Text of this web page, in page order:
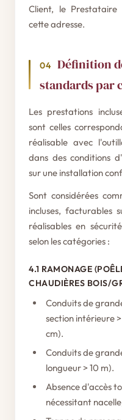
Client, le
cette adresse.
04 Définition
standards par
Les prestations
sont celles
réalisable avec
dans des conditions
sur une installation
Sont considérées
incluses, facturables
réalisables en
selon les catégories :
4.1 RAMONAGE
CHAUDIÈRES BOIS/
Conduits de
section intérieure
cm).
Conduits de
longueur > 10 m).
Absence d'accès
nécessitant